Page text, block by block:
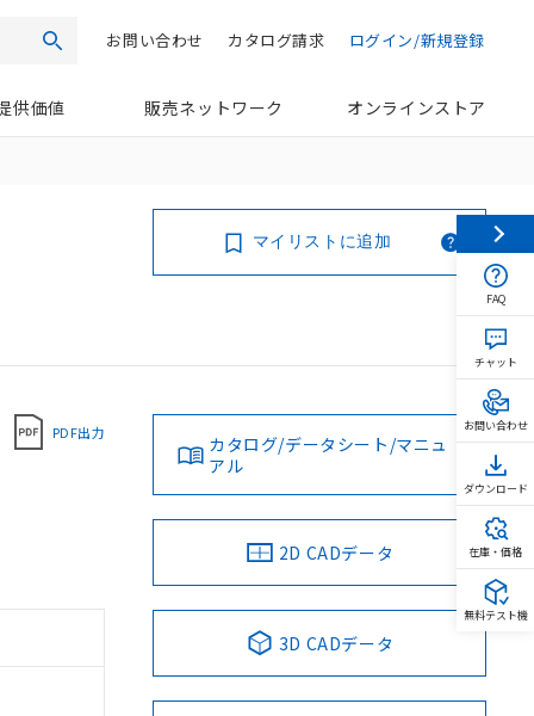
検索 ログイン/新規登録
カタログ請求
お問い合わせ
供価値 販売ネットワーク オンラインストア
マイリストに追加
PDF出力
カタログ/データシート/マニュ
アル
2D CADデータ
3D CADデータ
FAQ
チャット
お問い合わせ
ダウンロード
在庫・価格
無料テスト機